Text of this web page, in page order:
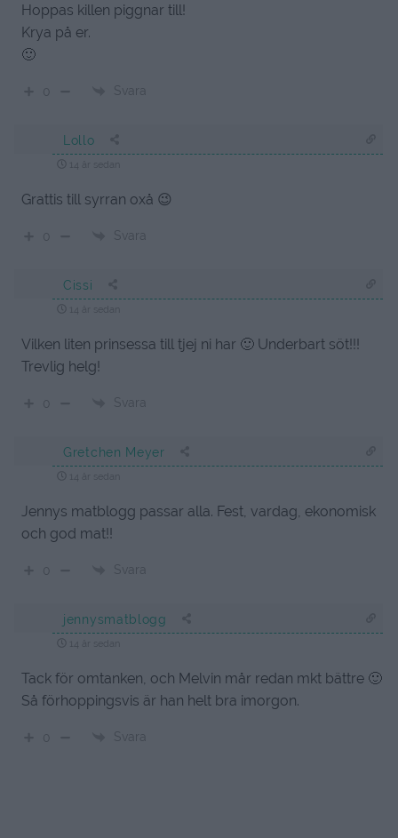
Hoppas killen piggnar till!
Krya på er.
🙂
Svara
Lollo
14 år sedan
Grattis till syrran oxå 😉
Svara
Cissi
14 år sedan
Vilken liten prinsessa till tjej ni har 🙂 Underbart söt!!!
Trevlig helg!
Svara
Gretchen Meyer
14 år sedan
Jennys matblogg passar alla. Fest, vardag, ekonomisk
och god mat!!
Svara
jennysmatblogg
14 år sedan
Tack för omtanken, och Melvin mår redan mkt bättre 🙂
Så förhoppingsvis är han helt bra imorgon.
Svara